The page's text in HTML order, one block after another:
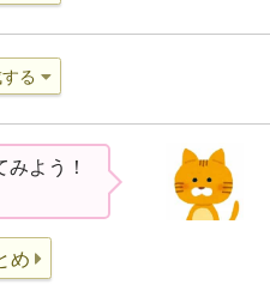
る
よう！
め